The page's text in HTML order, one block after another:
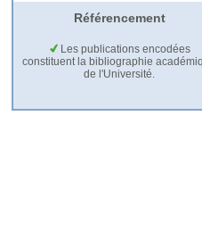
Référencement
Les publications encodées
constituent la bibliographie
de l'Université.